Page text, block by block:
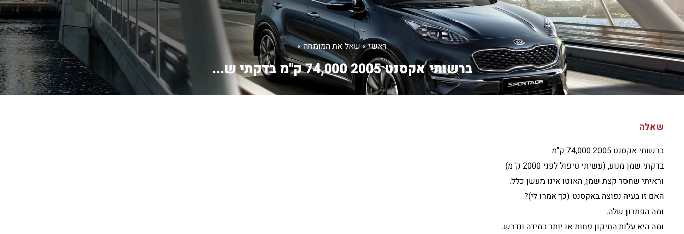
ראשי»שאל את המומחה»
ברשותי אקסנט 2005 74,000 ק"מ בדקתי ש...
שאלה
ברשותי אקסנט 2005 74,000 ק"מ
בדקתי שמן מנוע, (עשיתי טיפול לפני 2000 ק"מ)
וראיתי שחסר קצת שמן, האוטו אינו מעשן כלל.
האם זו בעיה נפוצה באקסנט (כך אמרו לי)?
ומה הפתרון שלה.
ומה היא עלות התיקון פחות או יותר במידה ונדרש.